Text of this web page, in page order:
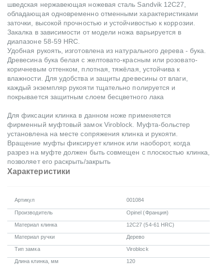
шведская нержавеющая ножевая сталь Sandvik 12C27,
обладающая одновременно отменными характеристиками
заточки, высокой прочностью и устойчивостью к коррозии.
Закалка в зависимости от модели ножа варьируется в
диапазоне 58-59 HRC.
Удобная рукоять, изготовлена из натурального дерева - бука.
Древесина бука белая с желтовато-красным или розовато-
коричневым оттенком, плотная, тяжёлая, устойчива к
влажности. Для удобства и защиты древесины от влаги,
каждый экземпляр рукояти тщательно полируется и
покрывается защитным слоем бесцветного лака
Для фиксации клинка в данном ноже применяется
фирменный муфтовый замок Viroblock. Муфта-больстер
установлена на месте сопряжения клинка и рукояти.
Вращение муфты фиксирует клинок или наоборот, когда
разрез на муфте должен быть совмещен с плоскостью клинка,
позволяет его раскрыть/закрыть
Характеристики
Артикул 001084
Производитель Opinel (Франция)
Материал клинка 12C27 (54-61 HRC)
Материал ручки Дерево
Тип замка Viroblock
Длина клинка, мм 120